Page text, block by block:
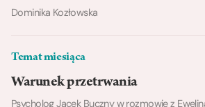
Dominika Kozłowska
Temat miesiąca
Warunek przetrwania
Psycholog Jacek Buczny w rozmowie z